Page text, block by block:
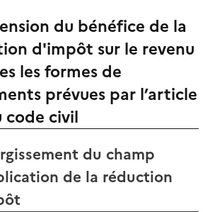
du bénéfice de la
d'impôt sur le revenu
les formes de
prévues par l’article
code civil
du champ
de la réduction